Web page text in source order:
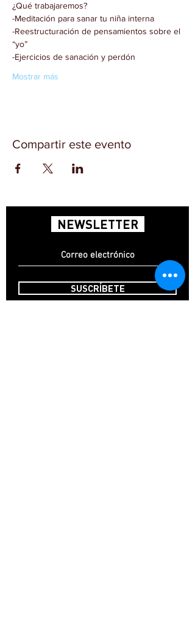
¿Qué trabajaremos?
-Meditación para sanar tu niña interna
-Reestructuración de pensamientos sobre el
“yo”
-Ejercicios de sanación y perdón
Mostrar más
Compartir este evento
NEWSLETTER
SUSCRÍBETE